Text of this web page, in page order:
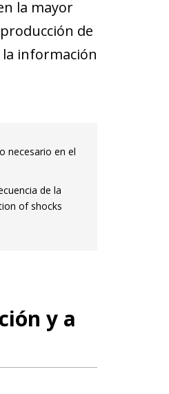
la mayor
de
información
necesario en el
de la
of shocks
y a